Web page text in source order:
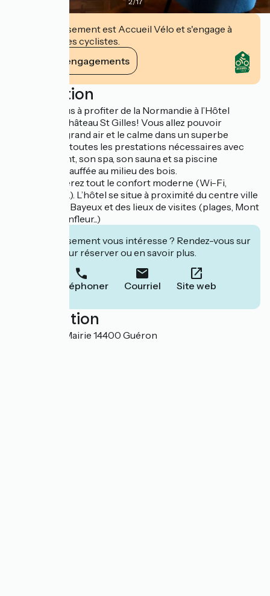
Cet établissement est Accueil Vélo et s'engage à
accueillir des cyclistes.
Voir ses engagements
Description
Préparez-vous à profiter de la Normandie à l’Hôtel
Restaurant Château St Gilles! Vous allez pouvoir
apprécier le grand air et le calme dans un superbe
château avec toutes les prestations nécessaires avec
son restaurant, son spa, son sauna et sa piscine
extérieure chauffée au milieu des bois.
Vous y trouverez tout le confort moderne (Wi-Fi,
climatisation...). L’hôtel se situe à proximité du centre ville
historique de Bayeux et des lieux de visites (plages, Mont
St Michel, Honfleur...)
Cet établissement vous intéresse ? Rendez-vous sur
leur site pour réserver ou en savoir plus.
Téléphoner Courriel Site web
Localisation
80, rue de la Mairie 14400 Guéron